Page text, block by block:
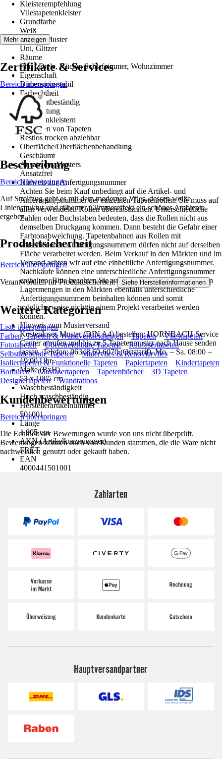
Kleisterempfehlung
Vliestapetenkleister
Grundfarbe
Weiß
Dekor / Muster
Uni, Glitzer
Räume
Flur / Diele, Küche, Schlafzimmer, Wohnzimmer
Eigenschaft
Dimensionsstabil
Farbechtheit
Gut Lichtbeständig
Verarbeitung
Wand einkleistern
Entfernen von Tapeten
Restlos trocken abziehbar
Oberfläche/Oberflächenbehandlung
Geschäumt
Ansatz des Musters
Ansatzfrei
Hinweis zur Anfertigungsnummer
Achten Sie beim Kauf unbedingt auf die Artikel- und
Anfertigungsnummer der einzelnen Tapetenrollen. Sie muss auf
allen verwendeten Rollen übereinstimmen. Unterschiedliche
Zahlen oder Buchstaben bedeuten, dass die Rollen nicht aus
demselben Druckgang kommen. Dann besteht die Gefahr einer
Farbtonabweichung. Tapetenbahnen aus Rollen mit
verschiedenen Anfertigungsnummern dürfen nicht auf derselben
Fläche verarbeitet werden. Beim Verkauf in den Märkten und im
Versand achten wir auf eine einheitliche Anfertigungsnummer.
Nachkäufe können eine unterschiedliche Anfertigungsnummer
enthalten. Bitte beachten Sie außerdem, dass die angegebenen
Lagermengen in den Märkten ebenfalls unterschiedliche
Anfertigungsnummern beinhalten können und somit
möglicherweise nicht in einem Projekt verarbeitet werden
können.
Hinweis zum Musterversand
Kostenloses Muster (DIN A4) bestellen: HORNBACH Service
Center anrufen und bis zu 5 Tapetenmuster nach Hause senden
lassen. Telefon: 06348 60-6070 (Ortstarif). Mo. – Sa. 08:00 –
19:00 Uhr
Maße (BxH)
53 x 1005 cm
Waschbeständigkeit
Hoch waschbeständig
Herstellerartikelnummer
501001
Länge
1.005 cm
AKN (Artikelkurznummer)
FRET
EAN
4000441501001
Mehr anzeigen
Zertifikate & Services
Bereich überspringen
Beschreibung
Bereich überspringen
Auf Streifzug geht es mit dem modernen Vlies, dessen weiße
Linienstruktur und silberner Glimmereffekt ein schönes Ambiente
ergeben.
Produktsicherheit
Bereich überspringen
Verantwortlich für Produktsicherheit: Siehe Herstellerinformationen .
Weitere Kategorien
Liste überspringen
Farben, Tapeten & Wandverkleidungen
Tapeten
Vliestapeten
Fototapeten
Überstreichbare Tapeten
Raufasertapeten
Selbstklebende Tapeten
Malervlies & Renoviervlies
Isoliertapeten & Funktionelle Tapeten
Papiertapeten
Kindertapeten
Bordüren
Glasfasertapeten Tapetenbücher
3D Tapeten
Designertapeten
Wandtattoos
Kundenbewertungen
Bereich überspringen
Die Echtheit der Bewertungen wurde von uns nicht überprüft.
Bewertungen können auch von Kunden stammen, die die Ware nicht
nachweislich genutzt oder gekauft haben.
Zahlarten
Hauptversandpartner